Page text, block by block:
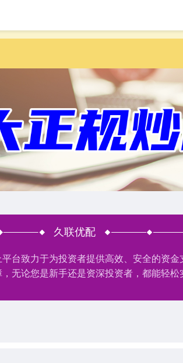
久联优配
台致力于为投资者提供高效、安全的资
无论您是新手还是资深投资者，都能轻